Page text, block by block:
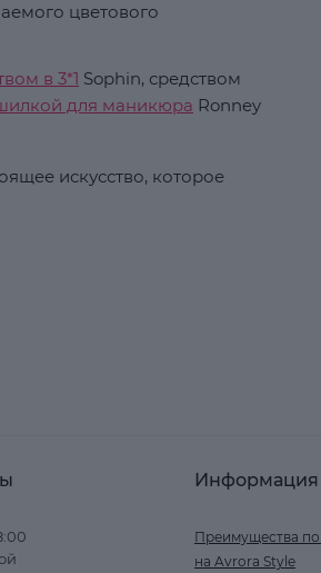
цветового
в 3*1 Sophin, средством
для маникюра Ronney
искусство, которое
Информация
Преимущества
на Avrora Style